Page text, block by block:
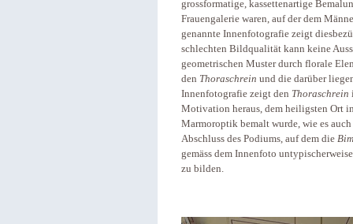
grossformatige, kassettenartige
Frauengalerie waren, auf der dem
genannte Innenfotografie zeigt
schlechten Bildqualität kann keine
geometrischen Muster durch florale
den Thoraschrein und die darüber
Innenfotografie zeigt den Thoraschrein
Motivation heraus, dem heiligsten Ort
Marmoroptik bemalt wurde, wie es
Abschluss des Podiums, auf dem die
gemäss dem Innenfoto
zu bilden.